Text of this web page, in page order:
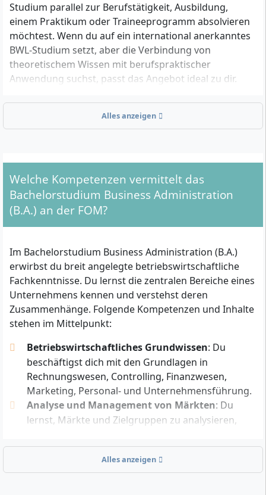
Studium parallel zur Berufstätigkeit, Ausbildung,
einem Praktikum oder Traineeprogramm absolvieren
möchtest. Wenn du auf ein international anerkanntes
BWL-Studium setzt, aber die Verbindung von
theoretischem Wissen mit berufspraktischer
Anwendung suchst, passt das Angebot ideal zu dir.
Welche Zugangsvoraussetzungen gelten für den
Bachelor Business Administration?
erfüllst die Zugangsvoraussetzungen, wenn
mindestens eine der folgenden Optionen auf dich
zutrifft:
Du hast die Allgemeine Hochschulreife (Abitur)
Du hast eine abgeschlossene anerkannte
Berufsausbildungundmindestens drei Jahre
Berufserfahrung nach dem Abschluss der
Ausbildung.
Du hast eineAufstiegsfortbildungabgeschlossen,
etwa als Fachwirtin oder Meister.
Zusätzlich musst du aktuell berufstätig sein – das ist
möglich in Vollzeit oder Teilzeit,oderwenn du derzeit
eine Ausbildung, ein Praktikum, ein Traineeprogramm
oder ein Volontariat absolvierst. Für Sonderfälle (ohne
aktuelle Berufstätigkeit oder mit atypischen
Bildungswegen) bietet die FOM eine individuelle
wie Berufsausbildung oder Weiterbildung können
grundsätzlich angerechnet werden und verkürzen
Alles anzeigen
Welche Kompetenzen vermittelt das
Bachelorstudium Business Administration
(B.A.) an der FOM?
Im Bachelorstudium Business Administration (B.A.)
erwirbst du breit angelegte betriebswirtschaftliche
Fachkenntnisse. Du lernst die zentralen Bereiche eines
Unternehmens kennen und verstehst deren
Zusammenhänge. Folgende Kompetenzen und Inhalte
stehen im Mittelpunkt:
Betriebswirtschaftliches Grundwissen: Du
beschäftigst dich mit den Grundlagen in
Rechnungswesen, Controlling, Finanzwesen,
Marketing, Personal- und Unternehmensführung.
Analyse und Management von Märkten: Du
lernst, Märkte und Zielgruppen zu analysieren,
basierend Entscheidungen zu treffen.
Projektsteuerung & Budgetplanung
Alles anzeigen